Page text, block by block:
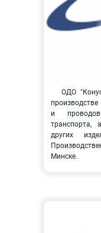
ОДО
и проводов
транспорта,
других
Минске.